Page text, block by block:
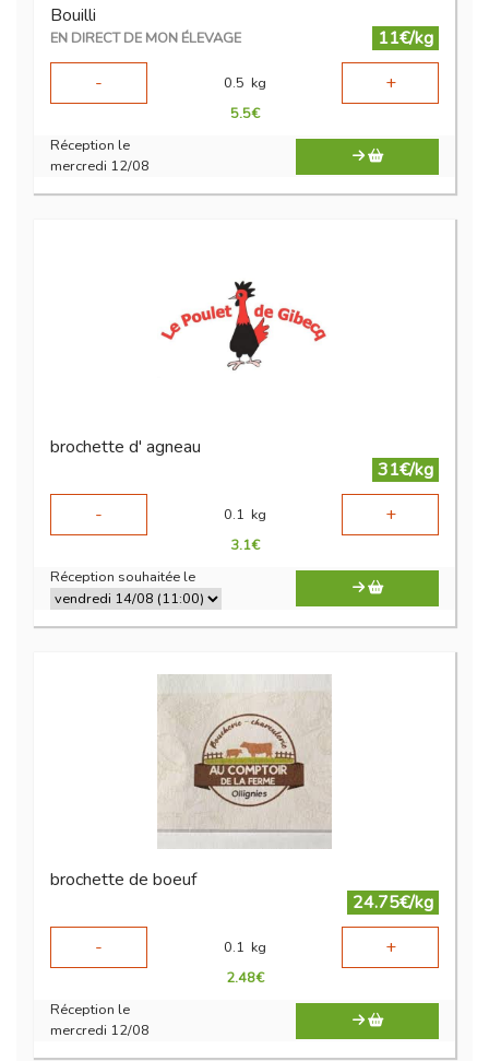
Bouilli
EN DIRECT DE MON ÉLEVAGE
11€/kg
-
0.5 kg +
5.5€
Réception le
mercredi 12/08
brochette d' agneau
31€/kg
-
0.1 kg +
3.1€
Réception souhaitée le
brochette de boeuf
24.75€/kg
-
0.1 kg +
2.48€
Réception le
mercredi 12/08